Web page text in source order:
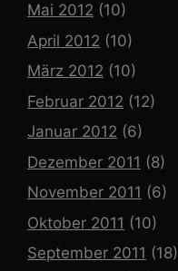
Mai 2012 (10)
April 2012 (10)
März 2012 (10)
Februar 2012 (12)
Januar 2012 (6)
Dezember 2011 (8)
November 2011 (6)
Oktober 2011 (10)
September 2011 (18)